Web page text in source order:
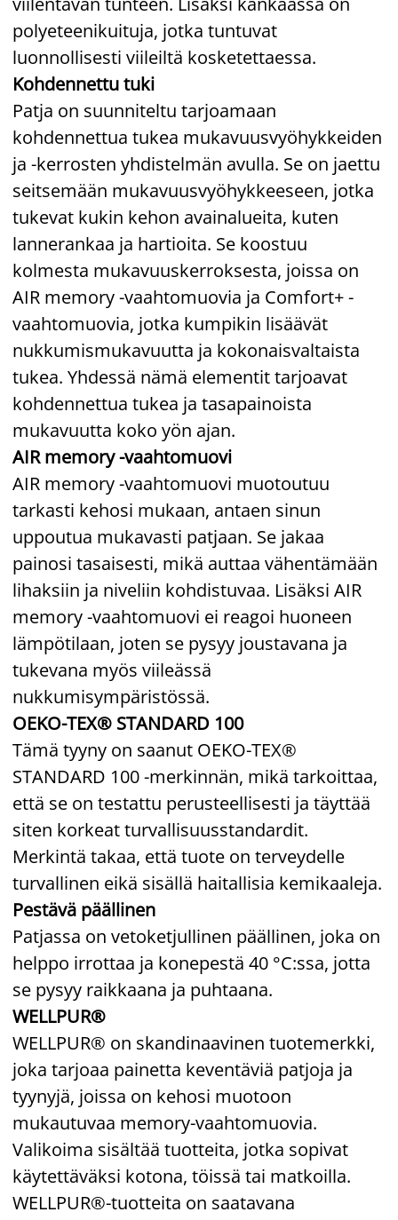
polyeteenikuituja, jotka tuntuvat
luonnollisesti viileiltä kosketettaessa.
Kohdennettu tuki
Patja on suunniteltu tarjoamaan
kohdennettua tukea mukavuusvyöhykkeiden
ja -kerrosten yhdistelmän avulla. Se on jaettu
seitsemään mukavuusvyöhykkeeseen, jotka
tukevat kukin kehon avainalueita, kuten
lannerankaa ja hartioita. Se koostuu
kolmesta mukavuuskerroksesta, joissa on
AIR memory -vaahtomuovia ja Comfort+ -
vaahtomuovia, jotka kumpikin lisäävät
nukkumismukavuutta ja kokonaisvaltaista
tukea. Yhdessä nämä elementit tarjoavat
kohdennettua tukea ja tasapainoista
mukavuutta koko yön ajan.
AIR memory -vaahtomuovi
AIR memory -vaahtomuovi muotoutuu
tarkasti kehosi mukaan, antaen sinun
uppoutua mukavasti patjaan. Se jakaa
painosi tasaisesti, mikä auttaa vähentämään
lihaksiin ja niveliin kohdistuvaa. Lisäksi AIR
memory -vaahtomuovi ei reagoi huoneen
lämpötilaan, joten se pysyy joustavana ja
tukevana myös viileässä
nukkumisympäristössä.
OEKO-TEX® STANDARD 100
Tämä tyyny on saanut OEKO-TEX®
STANDARD 100 -merkinnän, mikä tarkoittaa,
että se on testattu perusteellisesti ja täyttää
siten korkeat turvallisuusstandardit.
Merkintä takaa, että tuote on terveydelle
turvallinen eikä sisällä haitallisia kemikaaleja.
Pestävä päällinen
Patjassa on vetoketjullinen päällinen, joka on
helppo irrottaa ja konepestä 40 °C:ssa, jotta
se pysyy raikkaana ja puhtaana.
WELLPUR®
WELLPUR® on skandinaavinen tuotemerkki,
joka tarjoaa painetta keventäviä patjoja ja
tyynyjä, joissa on kehosi muotoon
mukautuvaa memory-vaahtomuovia.
Valikoima sisältää tuotteita, jotka sopivat
käytettäväksi kotona, töissä tai matkoilla.
WELLPUR®-tuotteita on saatavana